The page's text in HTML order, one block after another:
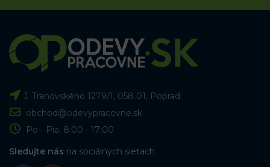
J. Tranovského 1279/1, 058 01, Poprad
obchod@odevypracovne.sk
Po - Pia: 8:00 - 17:00
Sledujte nás na sociálnych sieťach